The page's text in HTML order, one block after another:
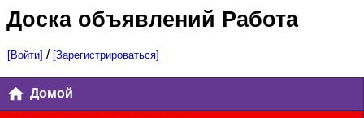
Доска объявлений Работа
[Войти] / [Зарегистрироваться]
Домой